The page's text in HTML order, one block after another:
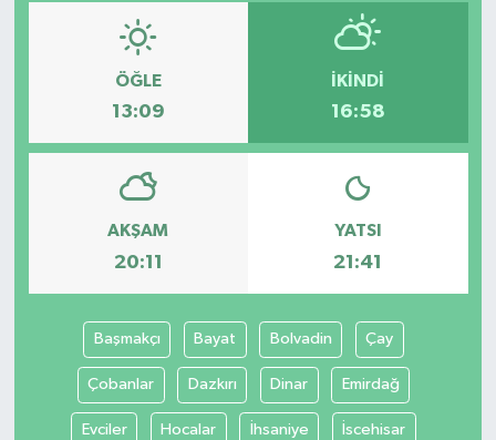
ÖĞLE
13:09
İKINDI
16:58
AKŞAM
20:11
YATSI
21:41
Başmakçı Bayat Bolvadin Çay
Çobanlar Dazkırı Dinar Emirdağ
Evciler Hocalar İhsaniye İscehisar